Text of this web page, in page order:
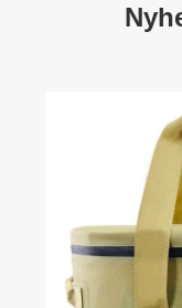
Engros
Bulkpriser og
Se mer >>